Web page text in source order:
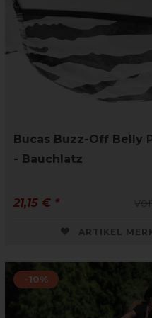
Bucas Buzz-Off Belly
- Bauchlatz
21,15 € *
ARTIKEL
-10%